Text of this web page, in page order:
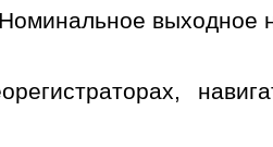
Номинальное выходное